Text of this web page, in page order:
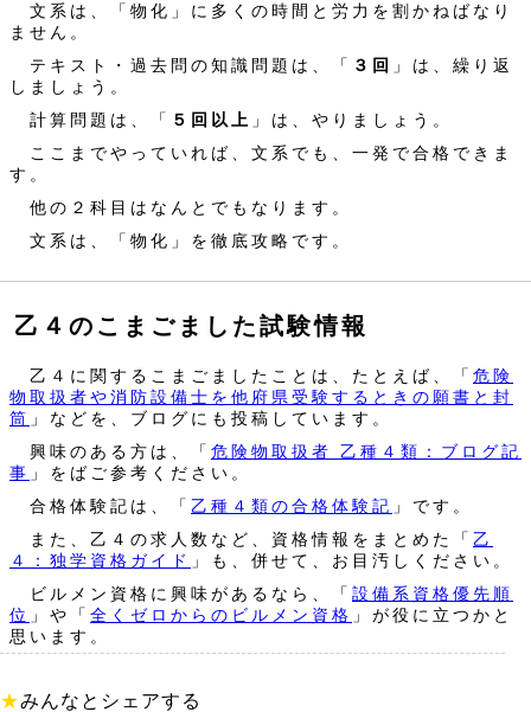
文系は、「物化」に多くの時間と労力を割かねばなり
ません。
テキスト・過去問の知識問題は、「 ３回
」は、繰り返
しましょう。
計算問題は、「 ５回以上 」は、やりましょう。
ここまでやっていれば、文系でも、一発で合格できま
す。
他の２科目はなんとでもなります。
文系は、「物化」を徹底攻略です。
乙４のこまごました試験情報
乙４に関するこまごましたことは、たとえば、「 危険
物取扱者や消防設備士を他府県受験するときの願書と封
筒 」などを、ブログにも投稿しています。
興味のある方は、「 危険物取扱者 乙種４類：ブログ記
事 」をばご参考ください。
合格体験記は、「 乙種４類の合格体験記 」です。
また、乙４の求人数など、資格情報をまとめた「 乙
４：独学資格ガイド
」も、併せて、お目汚しください。
ビルメン資格に興味があるなら、「 設備系資格優先順
位 」や「 全くゼロからのビルメン資格 」が役に立つかと
思います。
★みんなとシェアする